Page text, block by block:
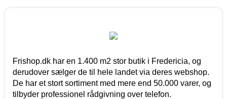
Frishop.dk har en 1.400 m2 stor butik i Fredericia, og
derudover sælger de til hele landet via deres webshop.
De har et stort sortiment med mere end 50.000 varer, og
tilbyder professionel rådgivning over telefon.